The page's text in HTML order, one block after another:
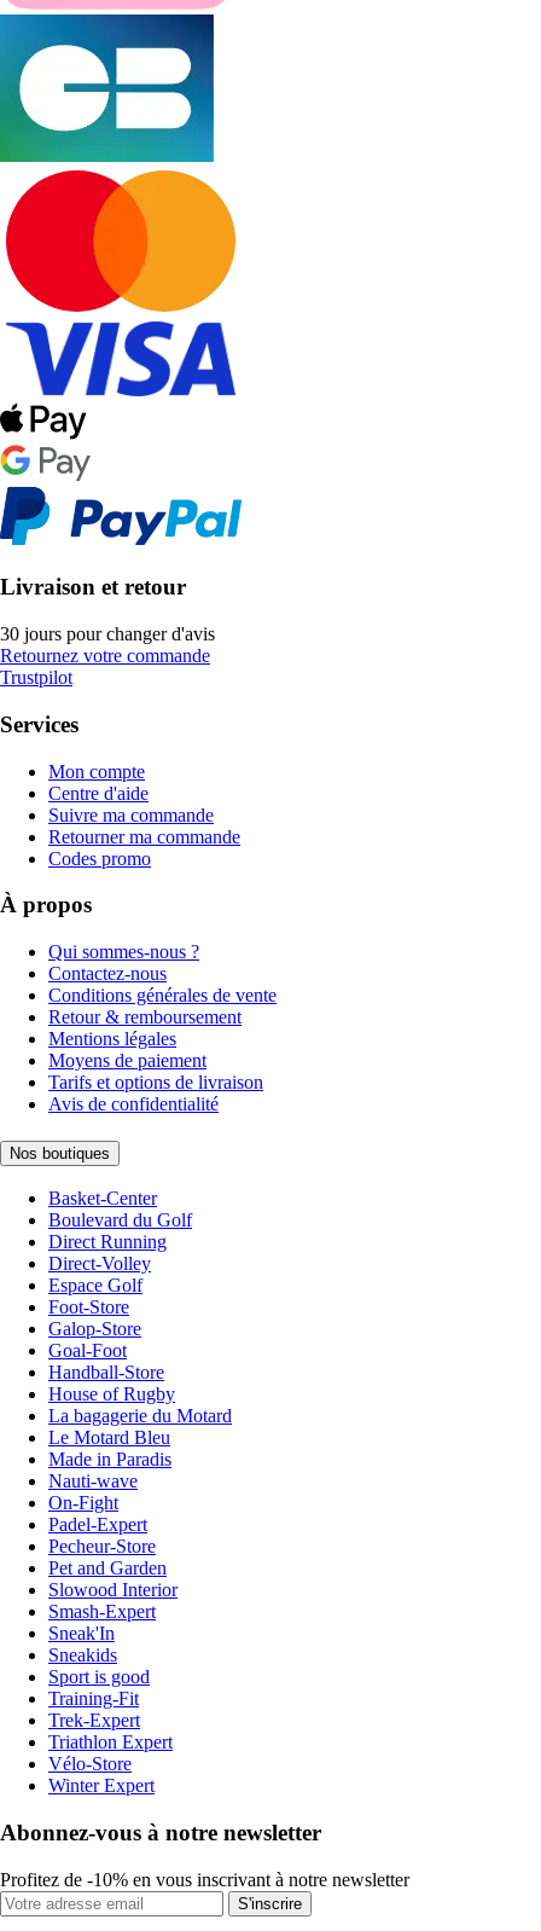
Livraison et retour
30 jours pour changer d'avis
Retournez votre commande
Trustpilot
Services
Mon compte
Centre d'aide
Suivre ma commande
Retourner ma commande
Codes promo
À propos
Qui sommes-nous ?
Contactez-nous
Conditions générales de vente
Retour & remboursement
Mentions légales
Moyens de paiement
Tarifs et options de livraison
Avis de confidentialité
Nos boutiques
Basket-Center
Boulevard du Golf
Direct Running
Direct-Volley
Espace Golf
Foot-Store
Galop-Store
Goal-Foot
Handball-Store
House of Rugby
La bagagerie du Motard
Le Motard Bleu
Made in Paradis
Nauti-wave
On-Fight
Padel-Expert
Pecheur-Store
Pet and Garden
Slowood Interior
Smash-Expert
Sneak'In
Sneakids
Sport is good
Training-Fit
Trek-Expert
Triathlon Expert
Vélo-Store
Winter Expert
Abonnez-vous à notre newsletter
Profitez de -10% en vous inscrivant à notre newsletter
S'inscrire